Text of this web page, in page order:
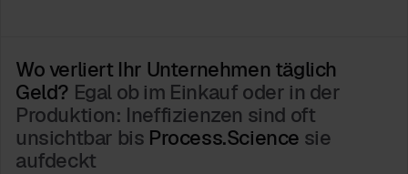
Wo verliert Ihr Unternehmen täglich
Geld? Egal ob im Einkauf oder in der
Produktion: Ineffizienzen sind oft
unsichtbar bis Process.Science sie
aufdeckt